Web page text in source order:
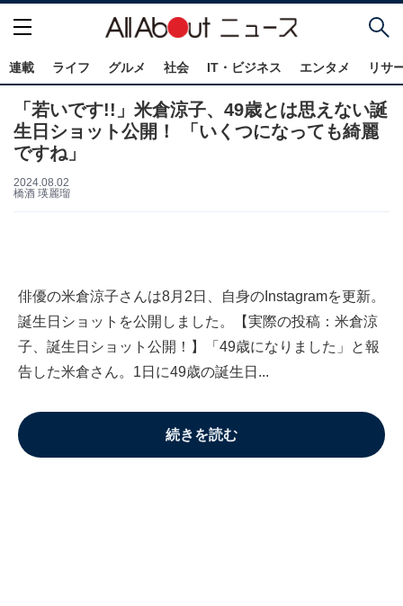
連載 ライフ グルメ 社会 IT・ビジネス エンタメ リサ
「若いです!!」米倉涼子、49歳とは思えない誕
生日ショット公開！ 「いくつになっても綺麗
ですね」
2024.08.02
橋酒 瑛麗瑠
俳優の米倉涼子さんは8月2日、自身のInstagramを更新。
誕生日ショットを公開しました。【実際の投稿：米倉涼
子、誕生日ショット公開！】「49歳になりました」と報
告した米倉さん。1日に49歳の誕生日...
続きを読む